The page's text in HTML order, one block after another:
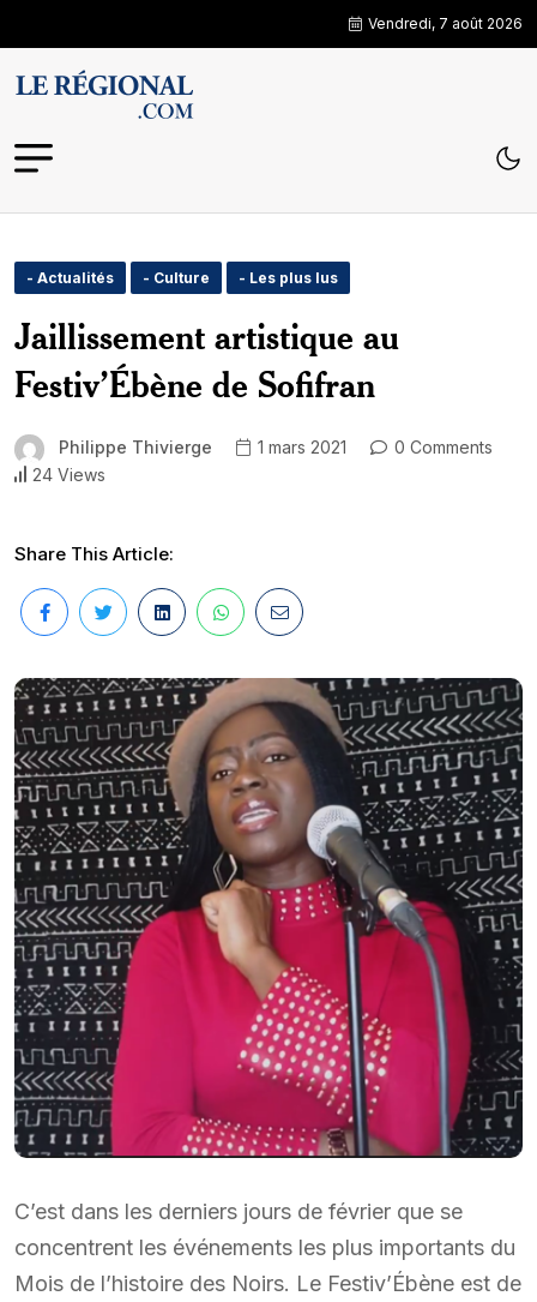
Vendredi, 7 août 2026
- Actualités - Culture - Les plus lus
Jaillissement artistique au
Festiv’Ébène de Sofifran
Philippe Thivierge 1 mars 2021
0 Comments
24 Views
Share This Article:
C’est dans les derniers jours de février que se
concentrent les événements les plus importants du
Mois de l’histoire des Noirs. Le Festiv’Ébène est de